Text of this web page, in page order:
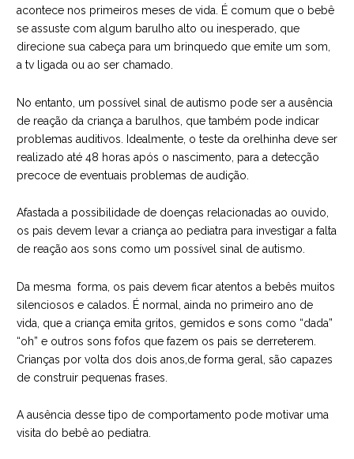
acontece nos primeiros meses de vida. É comum que o bebê
se assuste com algum barulho alto ou inesperado, que
direcione sua cabeça para um brinquedo que emite um som,
a tv ligada ou ao ser chamado.
No entanto, um possível sinal de autismo pode ser a ausência
de reação da criança a barulhos, que também pode indicar
problemas auditivos. Idealmente, o teste da orelhinha deve ser
realizado até 48 horas após o nascimento, para a detecção
precoce de eventuais problemas de audição.
Afastada a possibilidade de doenças relacionadas ao ouvido,
os pais devem levar a criança ao pediatra para investigar a falta
de reação aos sons como um possível sinal de autismo.
Da mesma forma, os pais devem ficar atentos a bebês muitos
silenciosos e calados. É normal, ainda no primeiro ano de
vida, que a criança emita gritos, gemidos e sons como “dada”
“oh” e outros sons fofos que fazem os pais se derreterem.
Crianças por volta dos dois anos,de forma geral, são capazes
de construir pequenas frases.
A ausência desse tipo de comportamento pode motivar uma
visita do bebê ao pediatra.